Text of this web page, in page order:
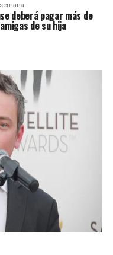
deberá pagar más de
de su hija